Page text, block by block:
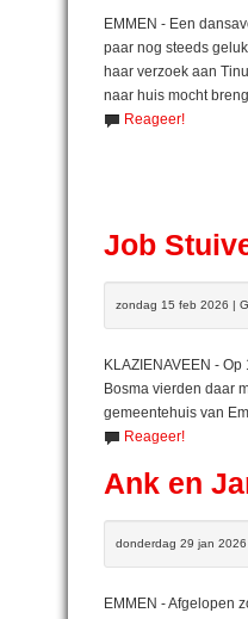
EMMEN - Een
paar nog steeds
haar verzoek aan
naar huis mocht
Reageer!
Job
zondag 15 feb 2026 |
KLAZIENAVEEN -
Bosma vierden daar
gemeentehuis van
Reageer!
Ank en
donderdag 29 jan
EMMEN - Afgelopen